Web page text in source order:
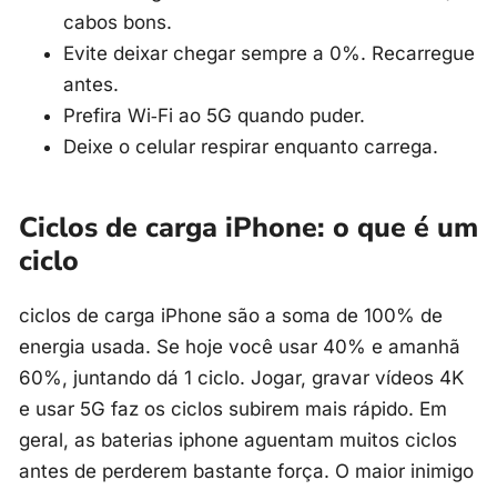
cabos bons.
Evite deixar chegar sempre a 0%. Recarregue
antes.
Prefira Wi‑Fi ao 5G quando puder.
Deixe o celular respirar enquanto carrega.
Ciclos de carga iPhone: o que é um
ciclo
ciclos de carga iPhone são a soma de 100% de
energia usada. Se hoje você usar 40% e amanhã
60%, juntando dá 1 ciclo. Jogar, gravar vídeos 4K
e usar 5G faz os ciclos subirem mais rápido. Em
geral, as baterias iphone aguentam muitos ciclos
antes de perderem bastante força. O maior inimigo